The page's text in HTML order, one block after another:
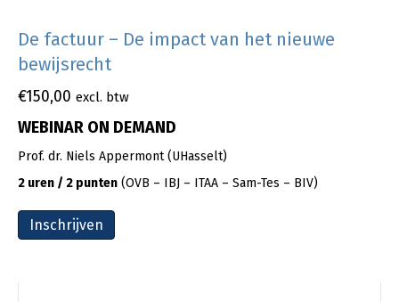
De factuur – De impact van het nieuwe
bewijsrecht
€150,00 excl. btw
WEBINAR ON DEMAND
Prof. dr. Niels Appermont (UHasselt)
2 uren / 2 punten (OVB – IBJ – ITAA – Sam-Tes – BIV)
Inschrijven